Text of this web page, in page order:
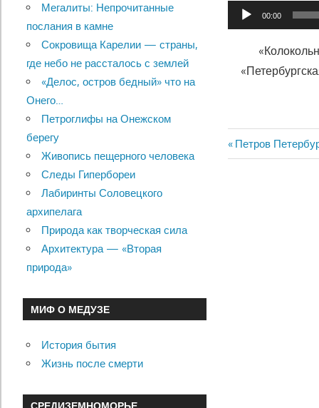
Аудиоплеер
00:00
Previous
Post:
Петров
Мегалиты: Непрочитанные
послания в камне
Сокровища Карелии — страны,
где небо не рассталось с землей
«Делос, остров бедный» что на
Онего…
Петроглифы на Онежском
берегу
Живопись пещерного человека
Следы Гипербореи
Лабиринты Соловецкого
архипелага
Природа как творческая сила
Архитектура — «Вторая
природа»
МИФ О МЕДУЗЕ
История бытия
Жизнь после смерти
СРЕДИЗЕМНОМОРЬЕ